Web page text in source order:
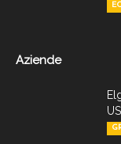
Aziende